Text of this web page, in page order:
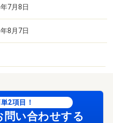
7月8日
8月7日
2項目！
問い合わせする